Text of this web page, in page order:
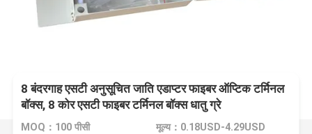
8 बंदरगाह एसटी अनुसूचित जाति एडाप्टर फाइबर ऑप्टिक टर्मिनल
बॉक्स, 8 कोर एसटी फाइबर टर्मिनल बॉक्स धातु ग्रे
MOQ：100 पीसी मूल्य：0.18USD-4.29USD